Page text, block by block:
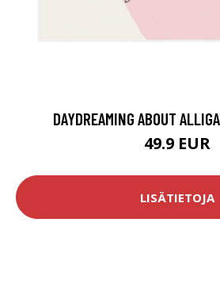
DAYDREAMING ABOUT
49.9 EUR
LISÄTIETOJA